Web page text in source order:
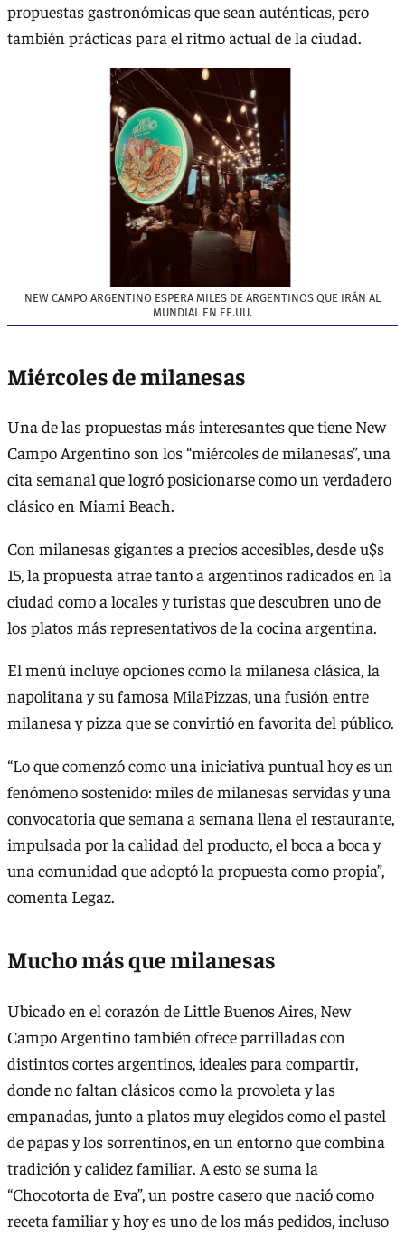
propuestas gastronómicas que sean auténticas, pero
también prácticas para el ritmo actual de la ciudad.
NEW CAMPO ARGENTINO ESPERA MILES DE ARGENTINOS QUE IRÁN AL
MUNDIAL EN EE.UU.
Miércoles de milanesas
Una de las propuestas más interesantes que tiene New
Campo Argentino son los “miércoles de milanesas”, una
cita semanal que logró posicionarse como un verdadero
clásico en Miami Beach.
Con milanesas gigantes a precios accesibles, desde u$s
15, la propuesta atrae tanto a argentinos radicados en la
ciudad como a locales y turistas que descubren uno de
los platos más representativos de la cocina argentina.
El menú incluye opciones como la milanesa clásica, la
napolitana y su famosa MilaPizzas, una fusión entre
milanesa y pizza que se convirtió en favorita del público.
“Lo que comenzó como una iniciativa puntual hoy es un
fenómeno sostenido: miles de milanesas servidas y una
convocatoria que semana a semana llena el restaurante,
impulsada por la calidad del producto, el boca a boca y
una comunidad que adoptó la propuesta como propia”,
comenta Legaz.
Mucho más que milanesas
Ubicado en el corazón de Little Buenos Aires, New
Campo Argentino también ofrece parrilladas con
distintos cortes argentinos, ideales para compartir,
donde no faltan clásicos como la provoleta y las
empanadas, junto a platos muy elegidos como el pastel
de papas y los sorrentinos, en un entorno que combina
tradición y calidez familiar. A esto se suma la
“Chocotorta de Eva”, un postre casero que nació como
receta familiar y hoy es uno de los más pedidos, incluso